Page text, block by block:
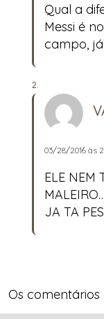
Qual a
Messi é
campo, já
03/28/2016 às
ELE NEM
JA TA
Os comentários